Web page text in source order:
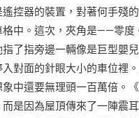
控器的裝置，對著何手殘
中。這次，夾角是——零
了指旁邊一輛像是巨型嬰
對面的針眼大小的車位裡
中還要無理頭一百萬倍。
是因為屋頂傳來了一陣震